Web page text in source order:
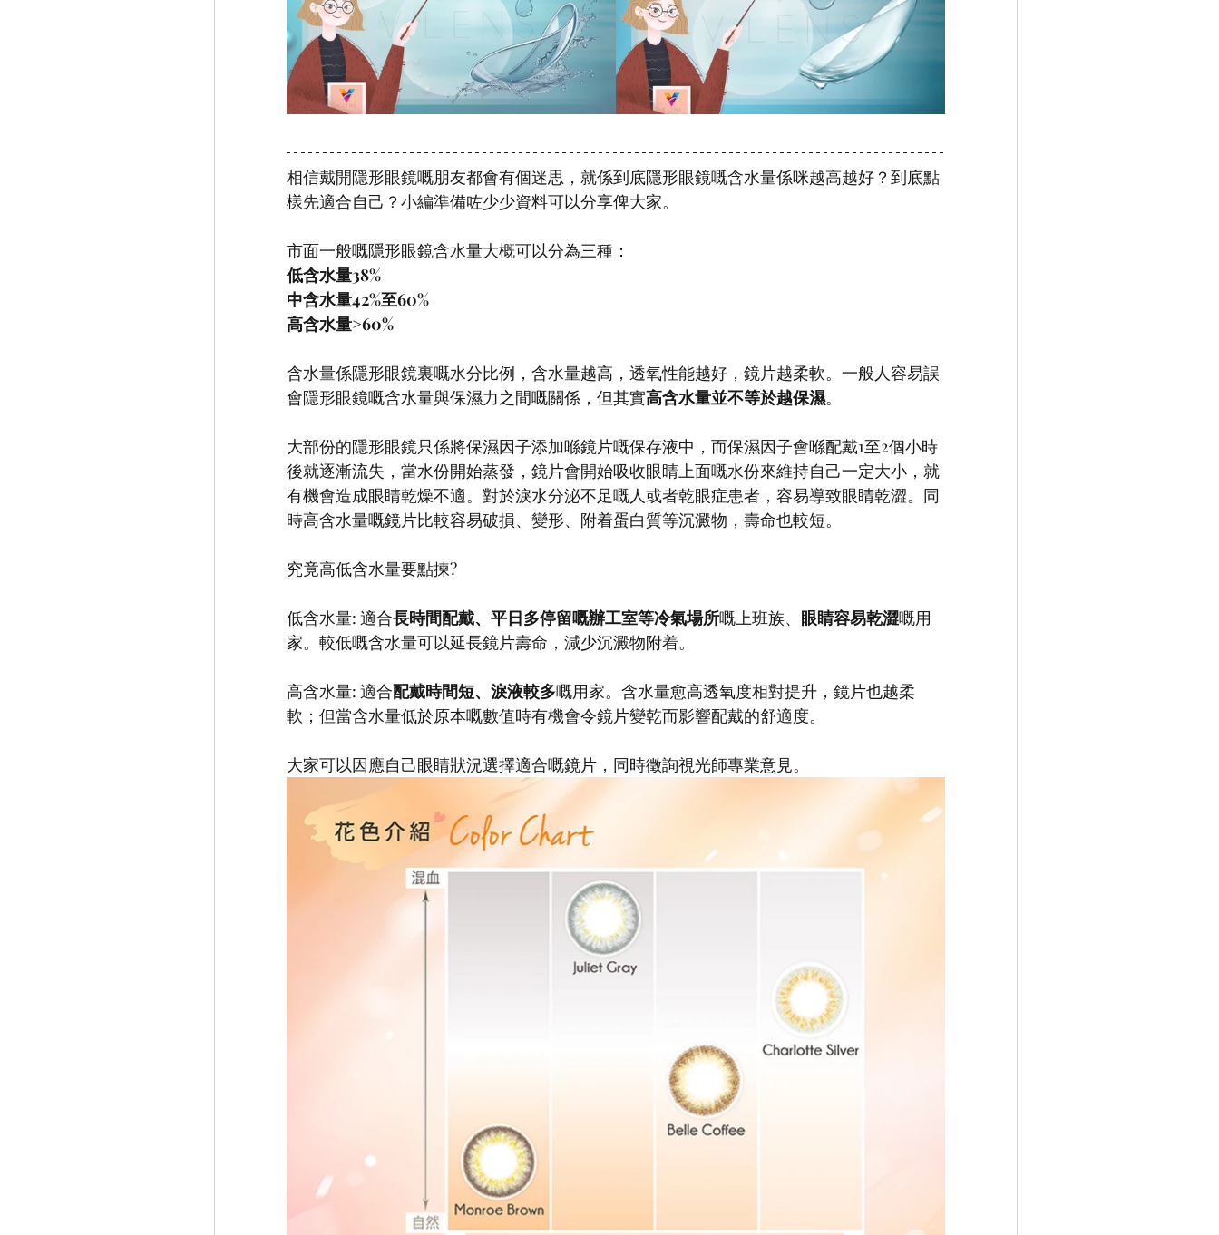
相信戴開隱形眼鏡嘅朋友都會有個迷思，就係到底隱形眼鏡嘅含水量係咪越高越好？到底點
樣先適合自己？小編準備咗少少資料可以分享俾大家。
市面一般嘅隱形眼鏡含水量大概可以分為三種：
低含水量38%
中含水量42%至60%
高含水量>60%
含水量係隱形眼鏡裏嘅水分比例，含水量越高，透氧性能越好，鏡片越柔軟。一般人容易誤
會隱形眼鏡嘅含水量與保濕力之間嘅關係，但其實高含水量並不等於越保濕。
大部份的隱形眼鏡只係將保濕因子添加喺鏡片嘅保存液中，而保濕因子會喺配戴1至2個小時
後就逐漸流失，當水份開始蒸發，鏡片會開始吸收眼睛上面嘅水份來維持自己一定大小，就
有機會造成眼睛乾燥不適。對於淚水分泌不足嘅人或者乾眼症患者，容易導致眼睛乾澀。同
時高含水量嘅鏡片比較容易破損、變形、附着蛋白質等沉澱物，壽命也較短。
究竟高低含水量要點揀?
低含水量: 適合長時間配戴、平日多停留嘅辦工室等冷氣場所嘅上班族、 眼睛容易乾澀嘅用
家。較低嘅含水量可以延長鏡片壽命，減少沉澱物附着。
高含水量: 適合配戴時間短、淚液較多嘅用家。含水量愈高透氧度相對提升，鏡片也越柔
軟；但當含水量低於原本嘅數值時有機會令鏡片變乾而影響配戴的舒適度。
大家可以因應自己眼睛狀況選擇適合嘅鏡片，同時徵詢視光師專業意見。